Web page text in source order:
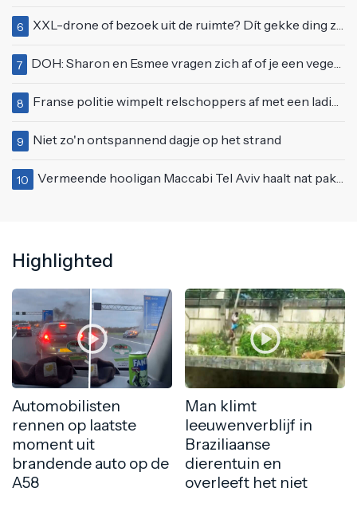
6 XXL-drone of bezoek uit de ruimte? Dít gekke ding zweeft boven Nederland
7 DOH: Sharon en Esmee vragen zich af of je een vegetariër bent als je kip eet
8 Franse politie wimpelt relschoppers af met een lading peperige eau de cologne
9 Niet zo'n ontspannend dagje op het strand
10 Vermeende hooligan Maccabi Tel Aviv haalt nat pak in Amsterdamse gracht
Highlighted
Automobilisten
rennen op laatste
moment uit
brandende auto op de
A58
Man klimt
leeuwenverblijf in
Braziliaanse
dierentuin en
overleeft het niet